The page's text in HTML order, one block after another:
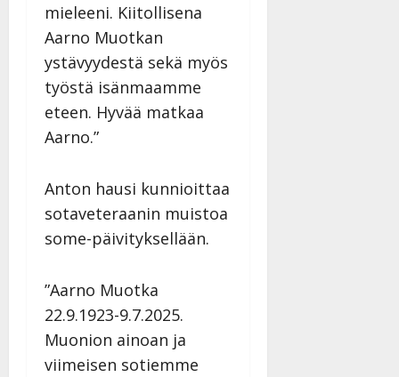
mieleeni. Kiitollisena
Aarno Muotkan
ystävyydestä sekä myös
työstä isänmaamme
eteen. Hyvää matkaa
Aarno.”
Anton hausi kunnioittaa
sotaveteraanin muistoa
some-päivityksellään.
”Aarno Muotka
22.9.1923-9.7.2025.
Muonion ainoan ja
viimeisen sotiemme